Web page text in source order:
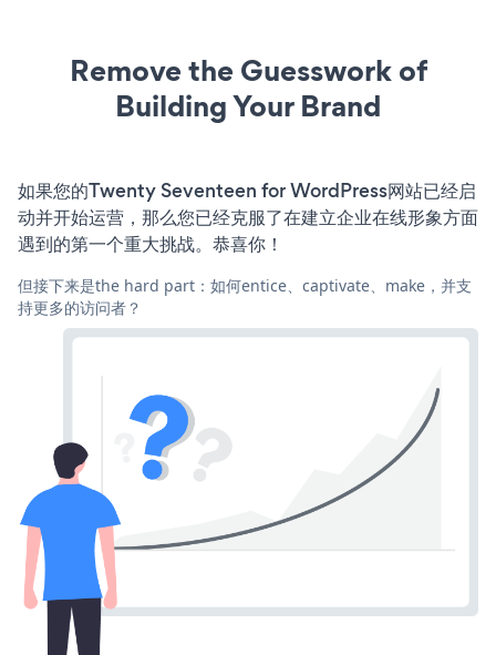
Remove the Guesswork of
Building Your Brand
如果您的Twenty Seventeen for WordPress网站已经启
动并开始运营，那么您已经克服了在建立企业在线形象方面
遇到的第一个重大挑战。恭喜你！
但接下来是the hard part：如何entice、captivate、make，并支
持更多的访问者？